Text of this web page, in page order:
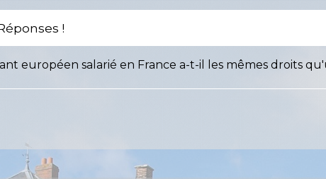
!
européen salarié en France a-t-il les mêmes droits